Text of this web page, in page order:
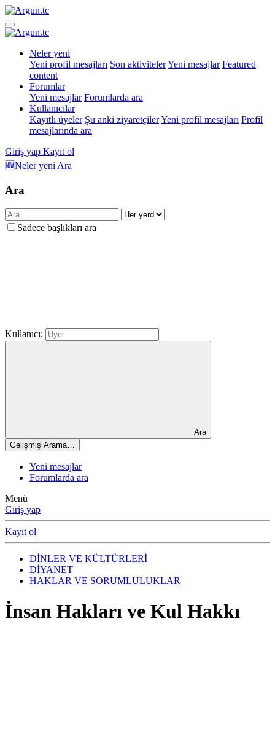
Neler yeni
Yeni profil mesajları Son aktivitelerYeni mesajlar Featured
content
Forumlar
Yeni mesajlar Forumlarda ara
Kullanıcılar
Kayıtlı üyeler Şu anki ziyaretçilerYeni profil mesajları Profil
mesajlarında ara
Giriş yap Kayıt ol
🆕Neler yeni Ara
Ara
Sadece başlıkları ara
Kullanıcı:
Ara
Gelişmiş Arama…
Yeni mesajlar
Forumlarda ara
Menü
Giriş yap
Kayıt ol
DİNLER VE KÜLTÜRLERİ
DİYANET
HAKLAR VE SORUMLULUKLAR
İnsan Hakları ve Kul Hakkı